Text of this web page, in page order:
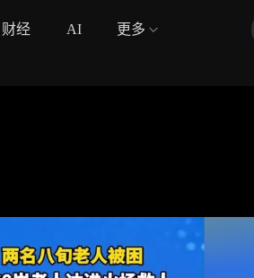
财经 AI 更多